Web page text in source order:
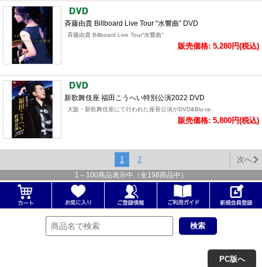
斉藤由貴 Billboard Live Tour “水響曲” DVD
斉藤由貴 Billboard Live Tour“水響曲”
販売価格: 5,280円(税込)
新歌舞伎座 福田こうへい特別公演2022 DVD
大阪・新歌舞伎座にて行われた座長公演がDVD&Blu-ra..
販売価格: 5,800円(税込)
1 2 次へ
1 ～ 100商品表示中（全198商品中）
PC版へ